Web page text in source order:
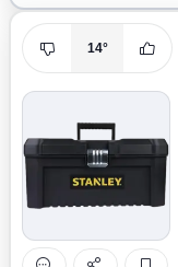
14°